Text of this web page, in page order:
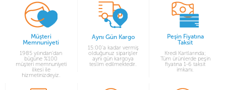
Müşteri
Memnuniyeti
1985 yılından’dan
bügüne %100
müşteri memnuniyeti
ilkesi ile
hizmetinizdeyiz.
Aynı Gün Kargo
15:00’a kadar vermiş
olduğunuz siparişler
aynı gün kargoya
teslim edilmektedir.
Peşin Fiyatına
Taksit
Kredi Kartlarında;
Tüm ürünlerde peşin
fiyatına 1-6 taksit
imkanı.